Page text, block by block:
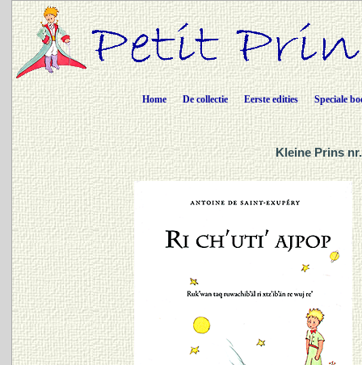
Home De collectie Eerste edities Speciale
Kleine Prins